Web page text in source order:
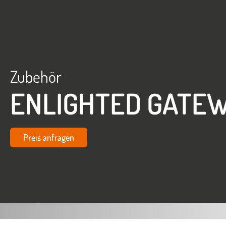
Zubehör
ENLIGHTED
Preis anfragen